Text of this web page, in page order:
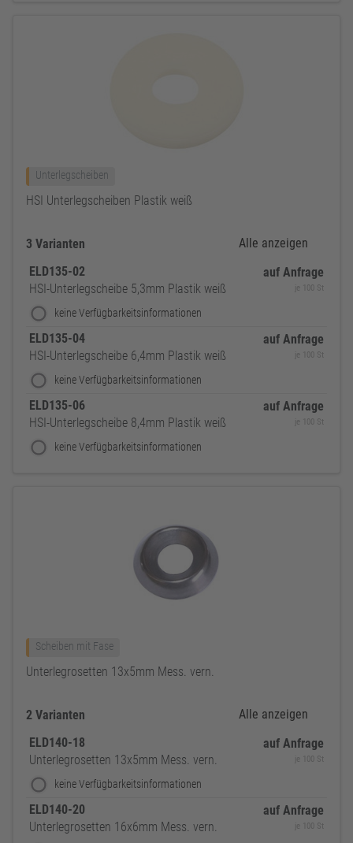
Unterlegscheiben
HSI Unterlegscheiben Plastik weiß
3 Varianten
Alle anzeigen
ELD135-02
HSI-Unterlegscheibe 5,3mm Plastik weiß
keine Verfügbarkeitsinformationen
auf Anfrage
je 100 St
ELD135-04
HSI-Unterlegscheibe 6,4mm Plastik weiß
keine Verfügbarkeitsinformationen
auf Anfrage
je 100 St
ELD135-06
HSI-Unterlegscheibe 8,4mm Plastik weiß
keine Verfügbarkeitsinformationen
auf Anfrage
je 100 St
Scheiben mit Fase
Unterlegrosetten 13x5mm Mess. vern.
2 Varianten
Alle anzeigen
ELD140-18
Unterlegrosetten 13x5mm Mess. vern.
keine Verfügbarkeitsinformationen
auf Anfrage
je 100 St
ELD140-20
Unterlegrosetten 16x6mm Mess. vern.
auf Anfrage
je 100 St